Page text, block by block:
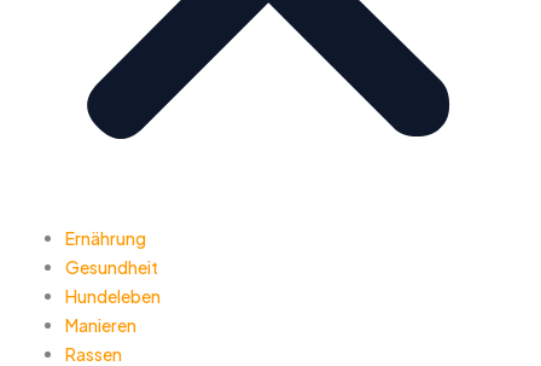
Ernährung
Gesundheit
Hundeleben
Manieren
Rassen